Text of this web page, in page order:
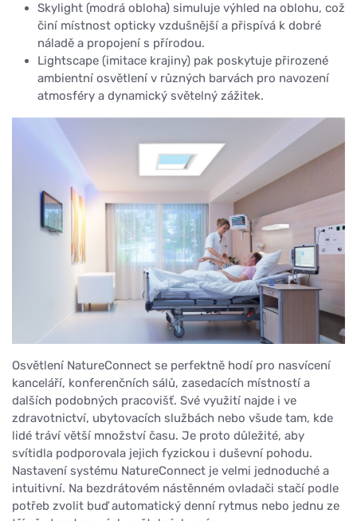
Skylight (modrá obloha) simuluje výhled na oblohu, což
činí místnost opticky vzdušnější a přispívá k dobré
náladě a propojení s přírodou.
Lightscape (imitace krajiny) pak poskytuje přirozené
ambientní osvětlení v různých barvách pro navození
atmosféry a dynamický světelný zážitek.
Osvětlení NatureConnect se perfektně hodí pro nasvícení
kanceláří, konferenčních sálů, zasedacích místností a
dalších podobných pracovišť. Své využití najde i ve
zdravotnictví, ubytovacích službách nebo všude tam, kde
lidé tráví větší množství času. Je proto důležité, aby
svítidla podporovala jejich fyzickou i duševní pohodu.
Nastavení systému NatureConnect je velmi jednoduché a
intuitivní. Na bezdrátovém nástěnném ovladači stačí podle
potřeb zvolit buď automatický denní rytmus nebo jednu ze